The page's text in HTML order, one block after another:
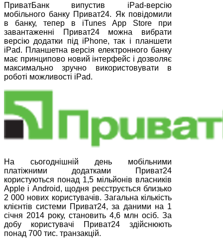
ПриватБанк випустив iPad-версію
мобільного банку Приват24. Як повідомили
в банку, тепер в iTunes App Store при
завантаженні Приват24 можна вибрати
версію додатки під iPhone, так і планшети
iPad. Планшетна версія електронного банку
має принципово новий інтерфейс і дозволяє
максимально зручно використовувати в
роботі можливості iPad.
На сьогоднішній день мобільними
платіжними додатками Приват24
користуються понад 1,5 мільйонів власників
Apple і Android, щодня реєструється близько
2 000 нових користувачів. Загальна кількість
клієнтів системи Приват24, за даними на 1
січня 2014 року, становить 4,6 млн осіб. За
добу користувачі Приват24 здійснюють
понад 700 тис. транзакцій.